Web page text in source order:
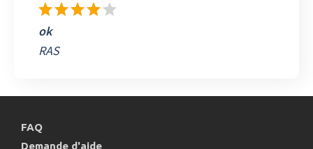
ok
RAS
FAQ
Demande d'aide